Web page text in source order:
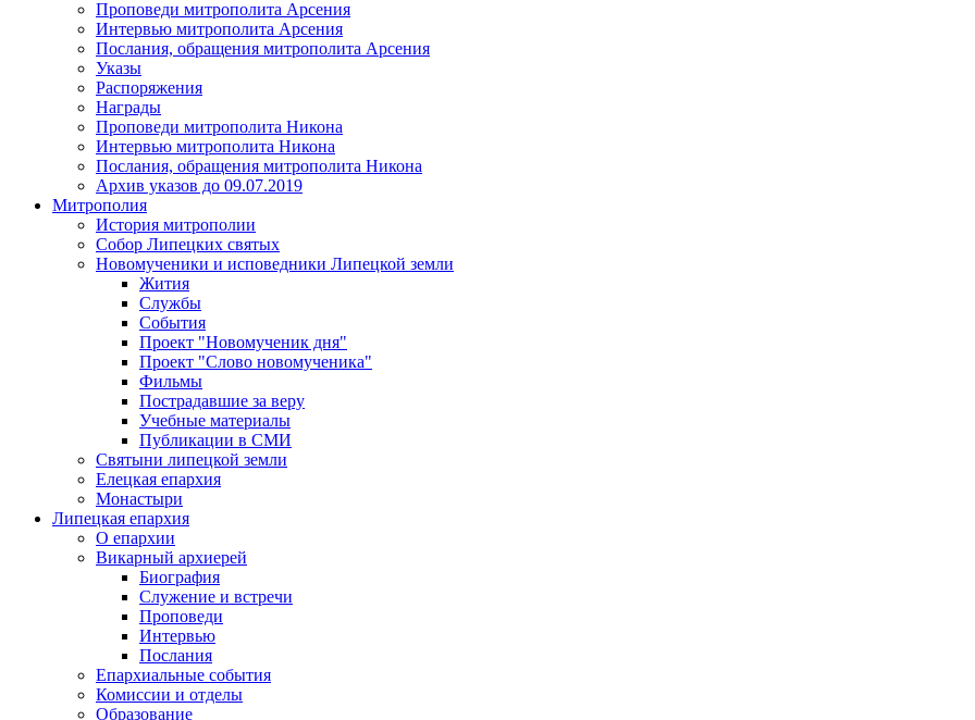
Проповеди митрополита Арсения
Интервью митрополита Арсения
Послания, обращения митрополита Арсения
Указы
Распоряжения
Награды
Проповеди митрополита Никона
Интервью митрополита Никона
Послания, обращения митрополита Никона
Архив указов до 09.07.2019
Митрополия
История митрополии
Собор Липецких святых
Новомученики и исповедники Липецкой земли
Жития
Службы
События
Проект "Новомученик дня"
Проект "Слово новомученика"
Фильмы
Пострадавшие за веру
Учебные материалы
Публикации в СМИ
Святыни липецкой земли
Елецкая епархия
Монастыри
Липецкая епархия
О епархии
Викарный архиерей
Биография
Служение и встречи
Проповеди
Интервью
Послания
Епархиальные события
Комиссии и отделы
Образование